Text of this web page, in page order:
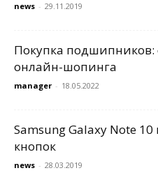
news - 29.11.2019
Покупка
онлайн-шопинга
manager - 18.05.2022
Samsung Galaxy Note
кнопок
news - 28.03.2019